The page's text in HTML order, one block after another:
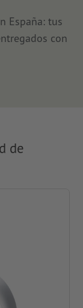
España: tus
con
de